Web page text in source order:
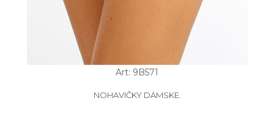
Art: 9B571
NOHAVIČKY DÁMSKE.